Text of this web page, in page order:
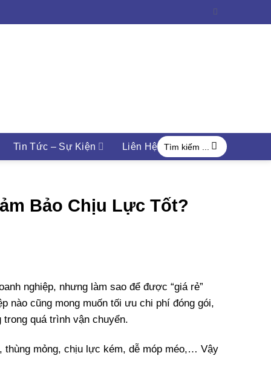
Tin Tức – Sự Kiện Liên Hệ
Search
for:
Bảo Chịu Lực Tốt?
nghiệp, nhưng làm sao để được “giá rẻ”
nào cũng mong muốn tối ưu chi phí đóng gói,
quá trình vận chuyển.
thùng mỏng, chịu lực kém, dễ móp méo,… Vậy